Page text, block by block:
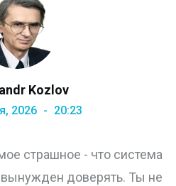
Kozlov
2026 20:23
страшное - что система
вынужден доверять. Ты не